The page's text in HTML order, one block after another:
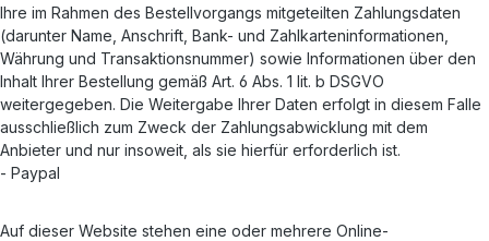
Ihre im Rahmen des Bestellvorgangs mitgeteilten Zahlungsdaten
(darunter Name, Anschrift, Bank- und Zahlkarteninformationen,
Währung und Transaktionsnummer) sowie Informationen über den
Inhalt Ihrer Bestellung gemäß Art. 6 Abs. 1 lit. b DSGVO
weitergegeben. Die Weitergabe Ihrer Daten erfolgt in diesem Falle
ausschließlich zum Zweck der Zahlungsabwicklung mit dem
Anbieter und nur insoweit, als sie hierfür erforderlich ist.
- Paypal
Auf dieser Website stehen eine oder mehrere Online-